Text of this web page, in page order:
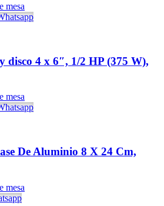
mesa
disco 4 x 6″, 1/2 HP (375 W),
mesa
De Aluminio 8 X 24 Cm,
mesa